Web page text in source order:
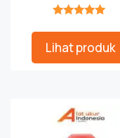
Lihat produk